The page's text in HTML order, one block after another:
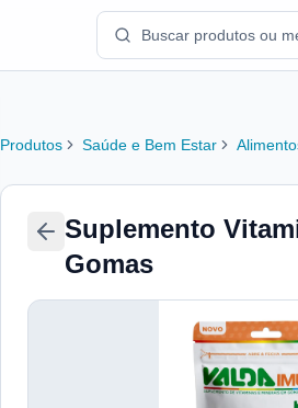
Produtos Saúde e Bem Estar
Suplemento
Gomas